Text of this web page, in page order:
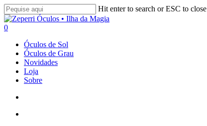
Skip
to
main
Hit enter to search or ESC to close
Close
Search
search
account
0
Óculos de Sol
Óculos de Grau
Novidades
Loja
Sobre